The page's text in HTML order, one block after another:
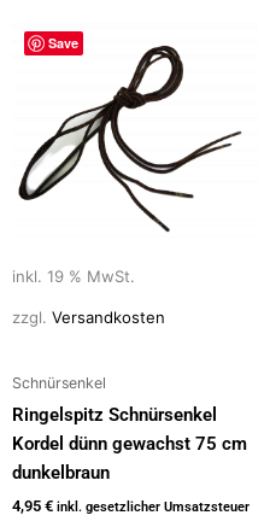
Save
inkl. 19 % MwSt.
zzgl. Versandkosten
Schnürsenkel
Ringelspitz Schnürsenkel
Kordel dünn gewachst 75 cm
dunkelbraun
4,95 € inkl. gesetzlicher Umsatzsteuer